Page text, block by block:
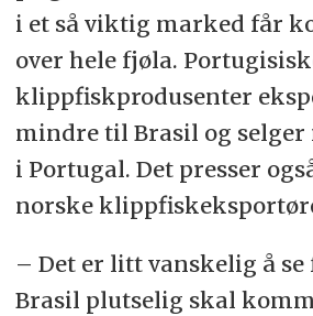
i et så viktig marked får
over hele fjøla.
klippfiskprodusenter
mindre til Brasil og
i Portugal. Det presser
norske
– Det er litt vanskelig å se
Brasil plutselig skal